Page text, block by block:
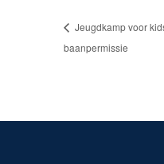
Jeugdkamp voor
baanpermissie